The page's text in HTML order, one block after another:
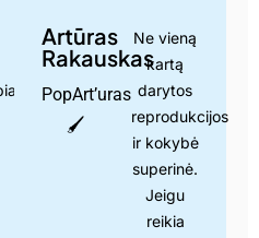
Artūras
Rakauskas
PopArt’uras
🖌
Ne vieną
kartą
darytos
reprodukcijos
ir kokybė
superinė.
Jeigu
reikia